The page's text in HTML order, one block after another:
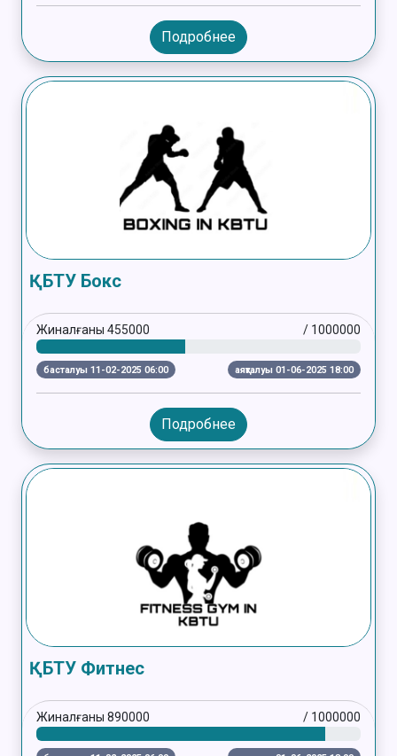
Подробнее
ҚБТУ Бокс
Жиналғаны 455000 / 1000000
басталуы 11-02-2025 06:00 аяқталуы 01-06-2025 18:00
Подробнее
ҚБТУ Фитнес
Жиналғаны 890000 / 1000000